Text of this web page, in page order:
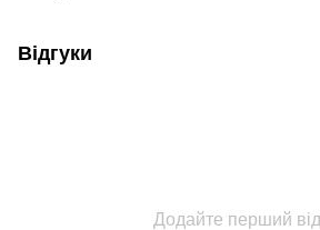
Відгуки
Додайте перший